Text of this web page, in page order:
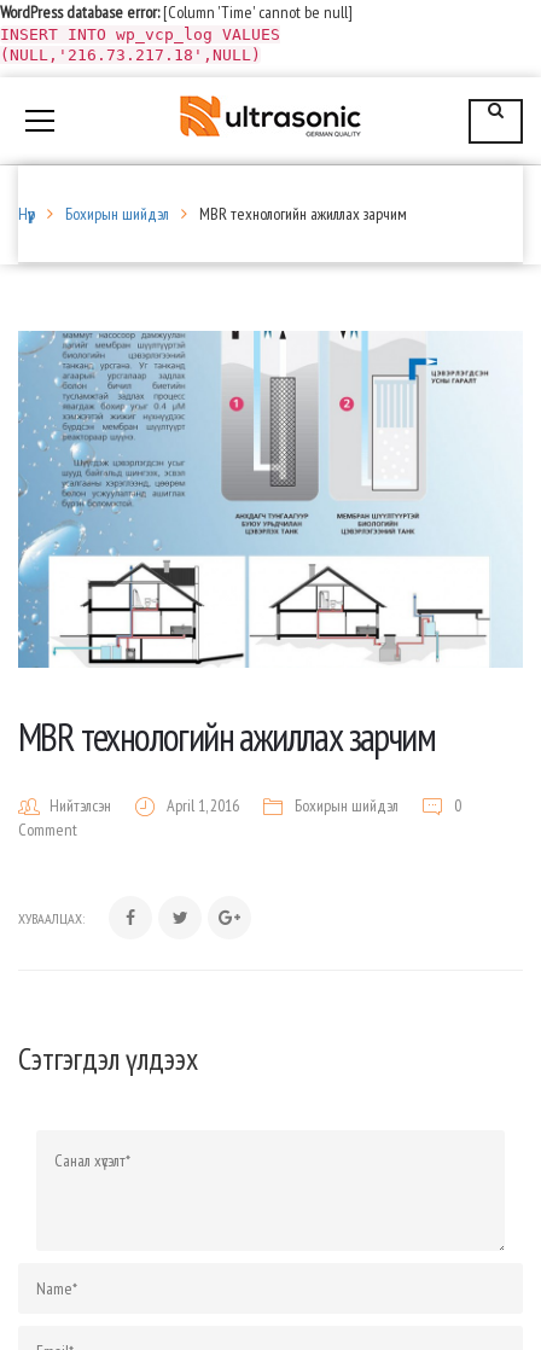
WordPress database error:[Column 'Time' cannot be null]
INSERT INTO wp_vcp_log VALUES
(NULL,'216.73.217.18',NULL)
Нүүр Бохирын шийдэл MBR технологийн ажиллах зарчим
MBR технологийн ажиллах зарчим
Нийтэлсэн April 1, 2016 Бохирын шийдэл
0
Comment
ХУВААЛЦАХ:
Сэтгэгдэл үлдээх